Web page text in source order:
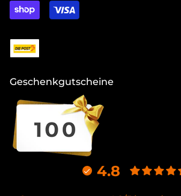
Geschenkgutscheine
4.8